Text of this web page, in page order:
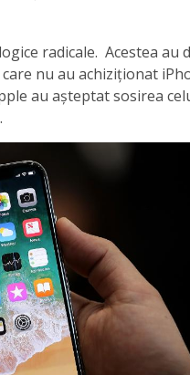
radicale. Acestea au
nu au achiziționat
au așteptat sosirea